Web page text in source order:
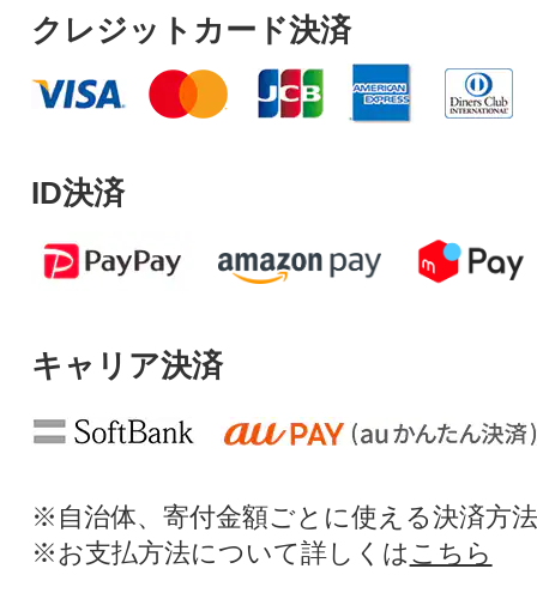
クレジットカード決済
ID決済
キャリア決済
※自治体、寄付金額ごとに使える決済方
※お支払方法について詳しくは こちら